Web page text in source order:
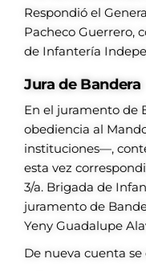
Respondió el
Pacheco Guerrero,
de Infantería
Jura de Bandera
En el juramento de
obediencia al
instituciones—,
esta vez
3/a. Brigada de
juramento de
Yeny Guadalupe
De nueva cuenta se